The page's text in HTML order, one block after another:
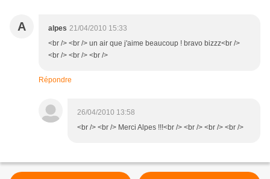
A alpes 21/04/2010 15:33
<br /> <br /> un air que j'aime beaucoup ! bravo bizzz<br />
<br /> <br /> <br />
Répondre
26/04/2010 13:58
<br /> <br /> Merci Alpes !!!<br /> <br /> <br /> <br />